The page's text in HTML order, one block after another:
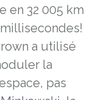
en 32 005 km
a utilisé
la
pas